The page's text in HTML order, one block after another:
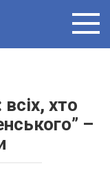
хто
–